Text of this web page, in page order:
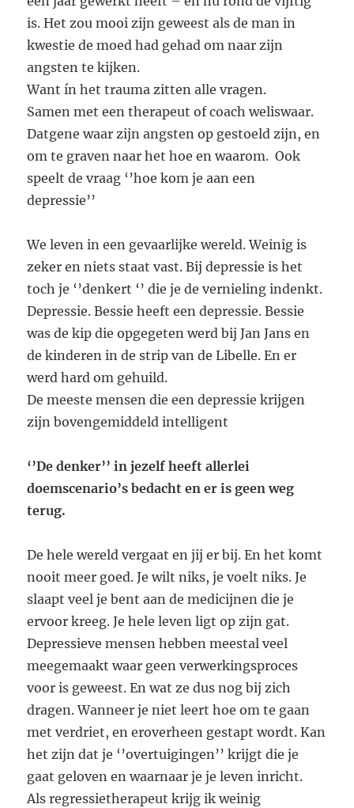
is. Het zou mooi zijn geweest als de man in
kwestie de moed had gehad om naar zijn
angsten te kijken.
Want ín het trauma zitten alle vragen.
Samen met een therapeut of coach weliswaar.
Datgene waar zijn angsten op gestoeld zijn, en
om te graven naar het hoe en waarom. Ook
speelt de vraag ‘’hoe kom je aan een
depressie’’
We leven in een gevaarlijke wereld. Weinig is
zeker en niets staat vast. Bij depressie is het
toch je ‘’denkert ‘’ die je de vernieling indenkt.
Depressie. Bessie heeft een depressie. Bessie
was de kip die opgegeten werd bij Jan Jans en
de kinderen in de strip van de Libelle. En er
werd hard om gehuild.
De meeste mensen die een depressie krijgen
zijn bovengemiddeld intelligent
‘’De denker’’ in jezelf heeft allerlei
doemscenario’s bedacht en er is geen weg
terug.
De hele wereld vergaat en jij er bij. En het komt
nooit meer goed. Je wilt niks, je voelt niks. Je
slaapt veel je bent aan de medicijnen die je
ervoor kreeg. Je hele leven ligt op zijn gat.
Depressieve mensen hebben meestal veel
meegemaakt waar geen verwerkingsproces
voor is geweest. En wat ze dus nog bij zich
dragen. Wanneer je niet leert hoe om te gaan
met verdriet, en eroverheen gestapt wordt. Kan
het zijn dat je ‘’overtuigingen’’ krijgt die je
gaat geloven en waarnaar je je leven inricht.
Als regressietherapeut krijg ik weinig